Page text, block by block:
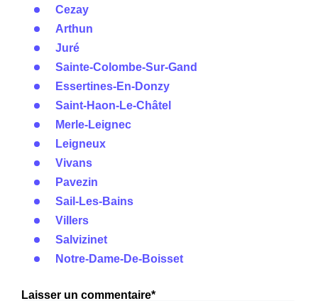
Cezay
Arthun
Juré
Sainte-Colombe-Sur-Gand
Essertines-En-Donzy
Saint-Haon-Le-Châtel
Merle-Leignec
Leigneux
Vivans
Pavezin
Sail-Les-Bains
Villers
Salvizinet
Notre-Dame-De-Boisset
Laisser un commentaire*